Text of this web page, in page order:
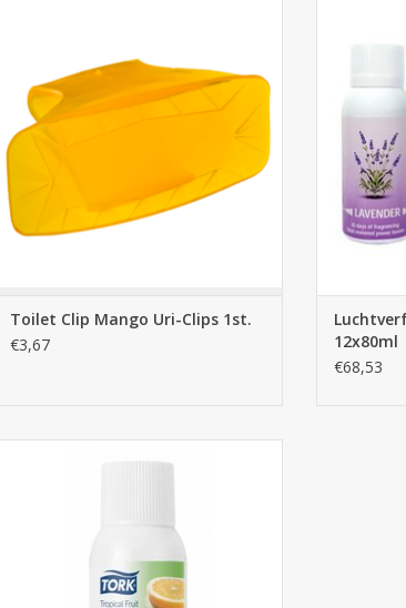
TOEVOEGEN AAN WINKELWAGEN
Toilet Clip Mango Uri-Clips 1st.
€3,67
12x80ml
€68,53